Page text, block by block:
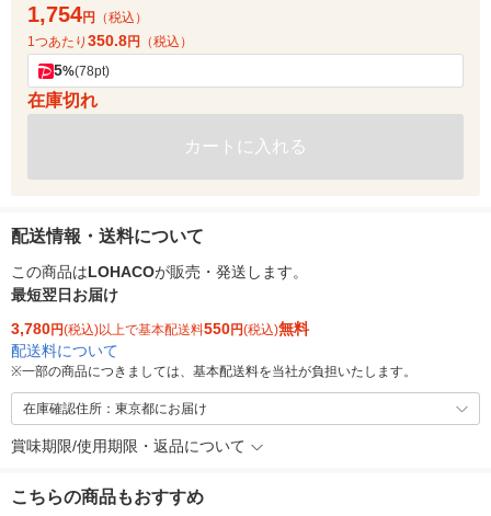
1,754円
（税込）
1つあたり 350.8円 （税込）
5%(78pt)
在庫切れ
カートに入れる
配送情報・送料について
この商品はLOHACOが販売・発送します。
最短翌日お届け
3,780円(税込)以上で基本配送料550円(税込)無料
配送料について
※一部の商品につきましては、基本配送料を当社が負担いたします。
在庫確認住所：東京都にお届け
賞味期限/使用期限・返品について
こちらの商品もおすすめ